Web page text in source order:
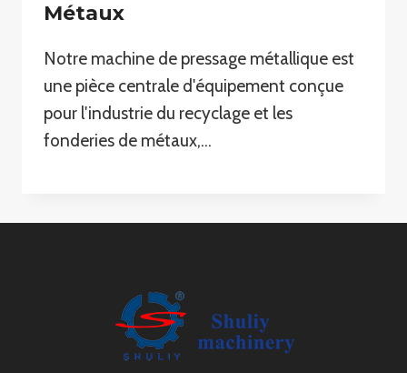
Métaux
Notre machine de pressage métallique est
une pièce centrale d'équipement conçue
pour l'industrie du recyclage et les
fonderies de métaux,…